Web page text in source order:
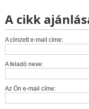
A cikk
A címzett e-mail címe:
A feladó neve:
Az Ön e-mail címe: